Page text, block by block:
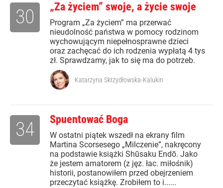
„Za życiem” swoje, a życie swoje
Program „Za życiem” ma przerwać
nieudolność państwa w pomocy rodzinom
wychowującym niepełnosprawne dzieci
oraz zachęcać do ich rodzenia wypłatą 4 tys
zł. Sprawdzamy, jak to się ma do potrzeb.
30
Katarzyna Skrzydłowska-Kalukin
Spuentować Boga
W ostatni piątek wszedł na ekrany film
Martina Scorsesego „Milczenie”, nakręcony
na podstawie książki Shūsaku Endō. Jako
że jestem amatorem (z jęz. łac. miłośnik)
historii, postanowiłem przed obejrzeniem
przeczytać książkę. Zrobiłem to i......
34